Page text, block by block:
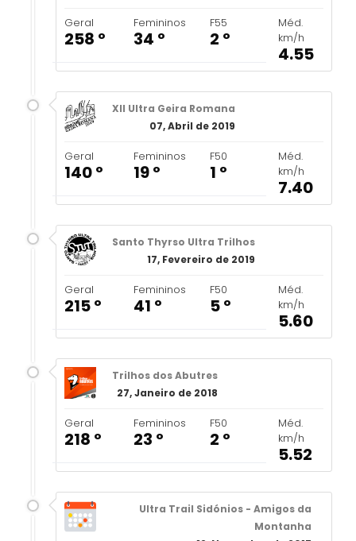
Geral
258 º
Femininos
34 º
F55
2 º
Méd.
km/h
4.55
XII Ultra Geira Romana
07, Abril de 2019
Geral
140 º
Femininos
19 º
F50
1 º
Méd.
km/h
7.40
Santo Thyrso Ultra Trilhos
17, Fevereiro de 2019
Geral
215 º
Femininos
41 º
F50
5 º
Méd.
km/h
5.60
Trilhos dos Abutres
27, Janeiro de 2018
Geral
218 º
Femininos
23 º
F50
2 º
Méd.
km/h
5.52
Ultra Trail Sidónios - Amigos da
Montanha